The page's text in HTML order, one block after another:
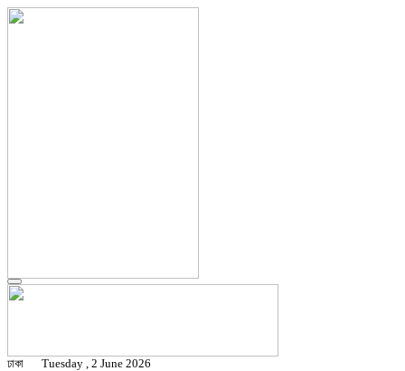
ঢাকা Tuesday , 2 June 2026